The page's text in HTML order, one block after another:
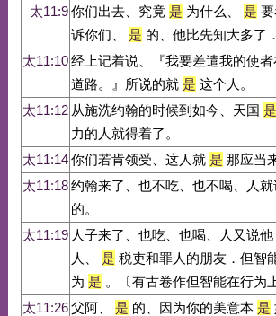
太11:9你们出去、究竟 是 为什么、 是
诉你们、
是 的、他比先知大多了．
太11:10经上记着说、『我要差遣我的使
道路。』所说的就 是 这个人。
太11:12 从施洗约翰的时候到如今、天国 是
力的人就得着了。
太11:14你们若肯领受、这人就 是 那应当
太11:18约翰来了、也不吃、也不喝、人
的。
太11:19 人子来了、也吃、也喝、人又说他
人、
是 税吏和罪人的朋友．但智
为 是 。〔有古卷作但智能在行为
太11:26父阿、 是 的、因为你的美意本 是